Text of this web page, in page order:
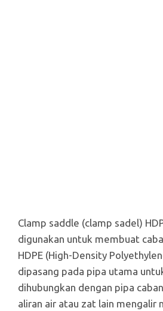
Clamp saddle (clamp sadel)
digunakan untuk membuat
HDPE (High-Density
dipasang pada pipa utama
dihubungkan dengan pipa
aliran air atau zat lain mengalir